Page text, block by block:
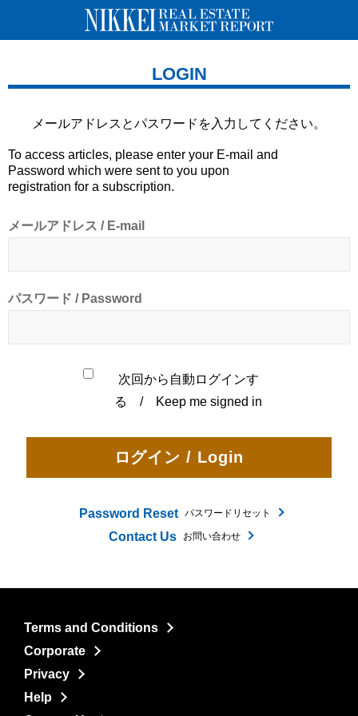
LOGIN
メールアドレスとパスワードを 入力してください。
To access articles, please enter your E-mail and
Password which were sent to you upon
registration for a subscription.
メールアドレス / E-mail
パスワード / Password
次回から自動ログインす
る / Keep me signed in
Password Reset パスワードリセット
Contact Us お問い合わせ
Terms and Conditions
Corporate
Privacy
Help